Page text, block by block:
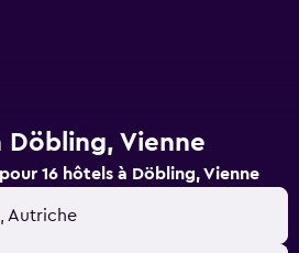
Döbling, Vienne
16 hôtels à Döbling, Vienne
Autriche